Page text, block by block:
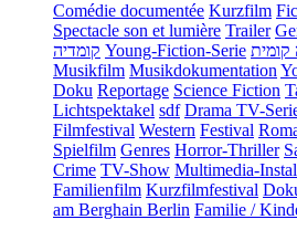
Comédie documentée Kurzfilm
Spectacle son et lumière Trailer
קומדיה Young-Fiction-Serie קומית
Musikfilm Musikdokumentation
Doku Reportage Science Fiction
Lichtspektakel sdf Drama TV-
Filmfestival Western Festival
Spielfilm Genres Horror-Thriller
Crime TV-Show Multimedia-
Familienfilm Kurzfilmfestival
am Berghain Berlin Familie /